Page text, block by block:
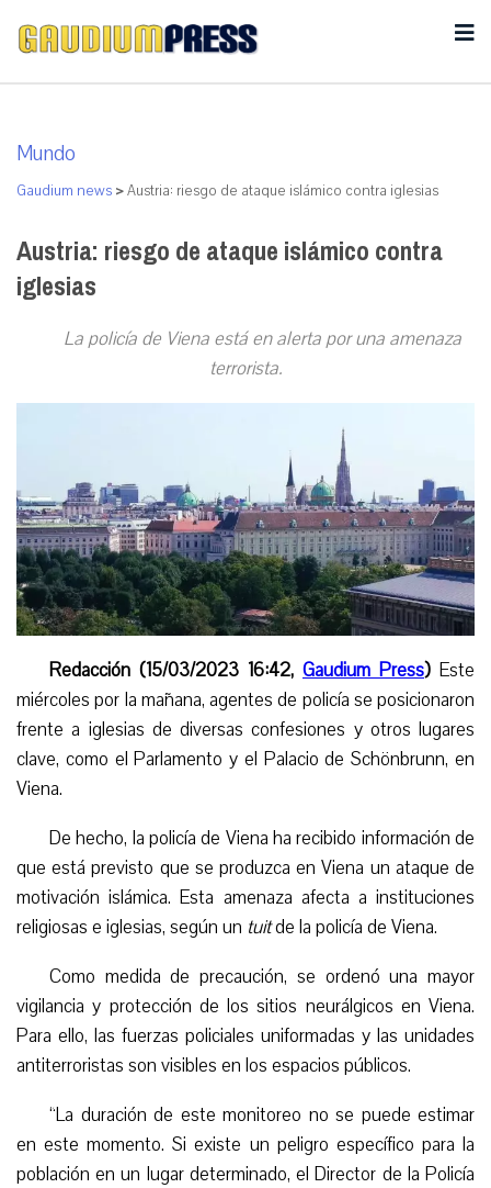
Mundo
Gaudium news >Austria: riesgo de ataque islámico contra iglesias
Austria: riesgo de ataque islámico contra
iglesias
La policía de Viena está en alerta por una amenaza
terrorista.
Redacción (15/03/2023 16:42, Gaudium Press) Este
miércoles por la mañana, agentes de policía se posicionaron
frente a iglesias de diversas confesiones y otros lugares
clave, como el Parlamento y el Palacio de Schönbrunn, en
Viena.
De hecho, la policía de Viena ha recibido información de
que está previsto que se produzca en Viena un ataque de
motivación islámica. Esta amenaza afecta a instituciones
religiosas e iglesias, según un tuitde la policía de Viena.
Como medida de precaución, se ordenó una mayor
vigilancia y protección de los sitios neurálgicos en Viena.
Para ello, las fuerzas policiales uniformadas y las unidades
antiterroristas son visibles en los espacios públicos.
“La duración de este monitoreo no se puede estimar
en este momento. Si existe un peligro específico para la
población en un lugar determinado, el Director de la Policía